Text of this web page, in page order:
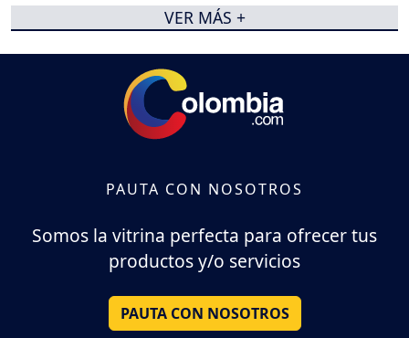
VER MÁS +
PAUTA CON NOSOTROS
Somos la vitrina perfecta para ofrecer tus
productos y/o servicios
PAUTA CON NOSOTROS